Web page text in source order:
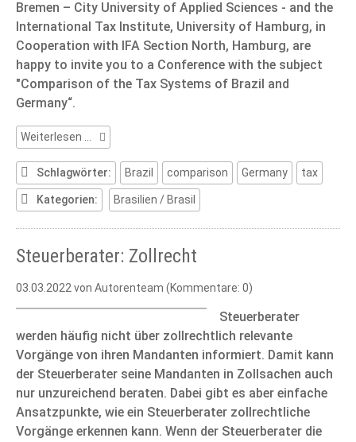
Bremen – City University of Applied Sciences - and the
International Tax Institute, University of Hamburg, in
Cooperation with IFA Section North, Hamburg, are
happy to invite you to a Conference with the subject
"Comparison of the Tax Systems of Brazil and
Germany“.
Weiterlesen …
Comparison
of
the
Tax
Systems
and
Schlagwörter: Brazil comparison Germany tax
Kategorien: Brasilien / Brasil
Steuerberater: Zollrecht
03.03.2022 von Autorenteam (Kommentare: 0)
Steuerberater
werden häufig nicht über zollrechtlich relevante
Vorgänge von ihren Mandanten informiert. Damit kann
der Steuerberater seine Mandanten in Zollsachen auch
nur unzureichend beraten. Dabei gibt es aber einfache
Ansatzpunkte, wie ein Steuerberater zollrechtliche
Vorgänge erkennen kann. Wenn der Steuerberater die